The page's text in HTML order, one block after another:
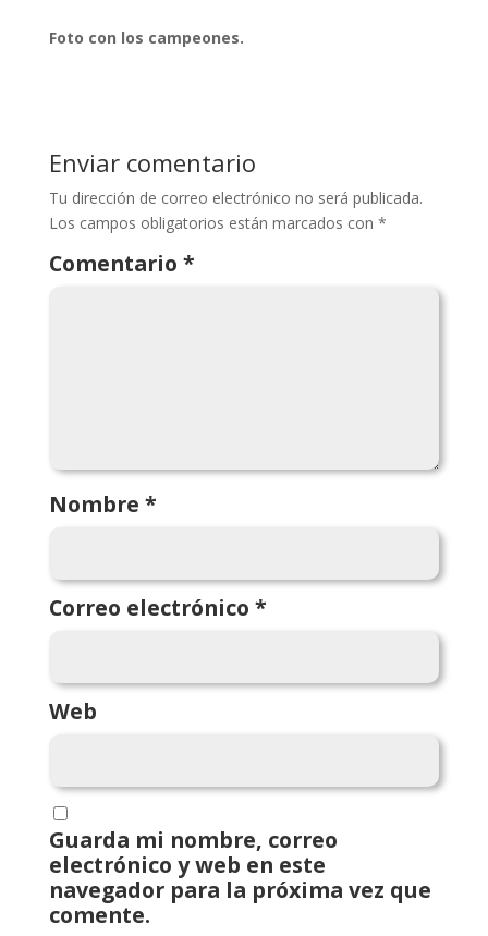
Foto con los campeones.
Enviar comentario
Tu dirección de correo electrónico no será publicada.
Los campos obligatorios están marcados con *
Comentario *
Nombre *
Correo electrónico *
Web
Guarda mi nombre, correo
electrónico y web en este
navegador para la próxima vez que
comente.